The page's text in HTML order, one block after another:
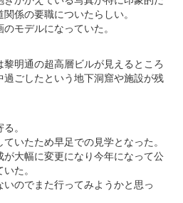
係の要職についたらしい。
モデルになっていた。
明通の超高層ビルが見えるところ
ごしたという地下洞窟や施設が残
。
いたため早足での見学となった。
大幅に変更になり今年になって公
た。
のでまた行ってみようかと思っ